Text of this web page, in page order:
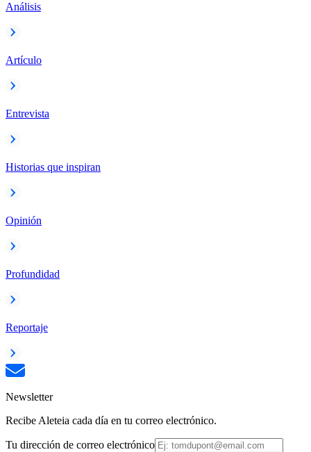
Análisis
Artículo
Entrevista
Historias que inspiran
Opinión
Profundidad
Reportaje
Newsletter
Recibe Aleteia cada día en tu correo electrónico.
Tu dirección de correo electrónico